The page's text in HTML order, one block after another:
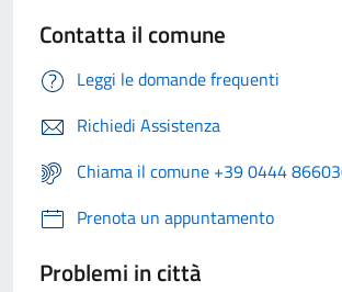
Contatta il comune
Leggi le domande frequenti
Richiedi Assistenza
Chiama il comune +39 0444
Prenota un appuntamento
Problemi in città